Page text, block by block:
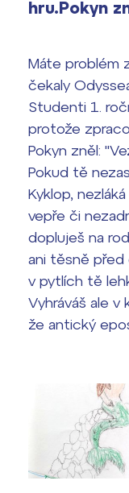
Maturitní
Europass
FOCUSing
Zahraniční
ČAG
Maturitní
Pomoc!
Termíny
vyhledávání
Bakaláři
Office 365
hru.Pokyn
Máte problém
čekaly
Studenti 1.
protože
Pokyn zněl:
Pokud tě
Kyklop,
vepře či
dopluješ na
ani těsně před
v pytlích tě
Vyhráváš ale v
že antický